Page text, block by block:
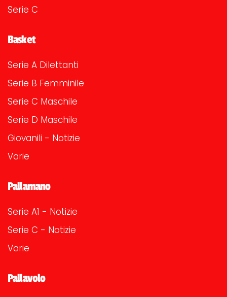
Serie C
Basket
Serie A Dilettanti
Serie B Femminile
Serie C Maschile
Serie D Maschile
Giovanili - Notizie
Varie
Pallamano
Serie A1 - Notizie
Serie C - Notizie
Varie
Pallavolo